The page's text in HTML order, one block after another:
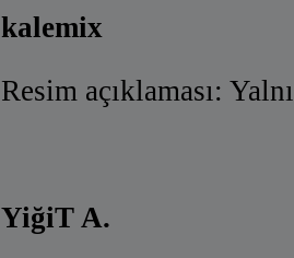
kalemix
Resim açıklaması:
YiğiT A.